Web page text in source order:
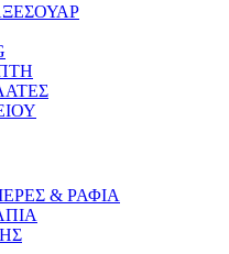
& ΡΑΦΙΑ